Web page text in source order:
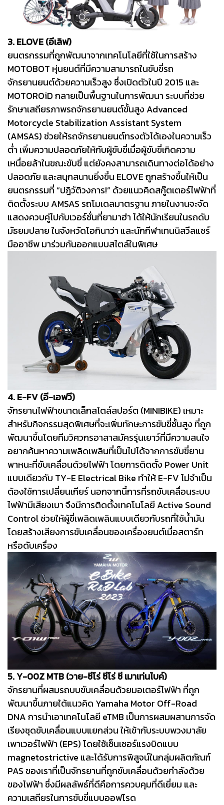
3. ELOVE (อีเลิฟ)
ยนตรกรรมที่ถูกพัฒนาจากเทคโนโลยีที่ใช้ในการสร้าง
MOTOBOT หุ่นยนต์ที่มีความสามารถในขับขี่รถ
จักรยานยนต์ด้วยความเร็วสูง ซึ่งเปิดตัวในปี 2015 และ
MOTOROiD กลายเป็นพื้นฐานในการพัฒนา ระบบที่ช่วย
รักษาเสถียรภาพรถจักรยานยนต์ขั้นสูง Advanced
Motorcycle Stabilization Assistant System
(AMSAS) ช่วยให้รถจักรยานยนต์ทรงตัวได้เองในความเร็ว
ต่ำ เพิ่มความปลอดภัยให้กับผู้ขับขี่เมื่อผู้ขับขี่เกิดความ
เหนื่อยล้าในขณะขับขี่ แต่ยังคงสามารถเดินทางต่อได้อย่าง
ปลอดภัย และสนุกสนานยิ่งขึ้น ELOVE ถูกสร้างขึ้นให้เป็น
ยนตรกรรมที่ “ปฎิวัติวงการ!” ด้วยแนวคิดสกู๊ตเตอร์ไฟฟ้าที่
ติดตั้งระบบ AMSAS รถโมเดลมาตรฐาน ภายในงานจะจัด
แสดงควบคู่ไปกับเวอร์ชั่นที่ยามาฮ่า ได้ให้นักเรียนในรถดับ
มัธยมปลาย ในจังหวัดโอกินาว่า และนักกีฬาเทนนิสวีลแชร์
มืออาชีพ มาร่วมกันออกแบบสไตล์ในพิเศษ
4. E-FV (อี-เอฟวี)
จักรยานไฟฟ้าขนาดเล็กสไตล์สปอร์ต (MINIBIKE) เหมาะ
สำหรับกิจกรรมสุดพิเศษที่จะเพิ่มทักษะการขับขี่ชั้นสูง ที่ถูก
พัฒนาขึ้นโดยทีมวิศวกรอาสาสมัครรุ่นเยาว์ที่มีความสนใจ
อยากค้นหาความเพลิดเพลินที่เป็นไปได้จากการขับขี่ยาน
พาหนะที่ขับเคลื่อนด้วยไฟฟ้า โดยการติดตั้ง Power Unit
แบบเดียวกับ TY-E Electrical Bike ทำให้ E-FV ไม่จำเป็น
ต้องใช้การเปลี่ยนเกียร์ นอกจากนี้การที่รถขับเคลื่อนระบบ
ไฟฟ้ามีเสียงเบา จึงมีการติดตั้งเทคโนโลยี Active Sound
Control ช่วยให้ผู้ขี่เพลิดเพลินแบบเดียวกับรถที่ใช้น้ำมัน
โดยสร้างเสียงการขับเคลื่อนของเครื่องยนต์เมื่อสตาร์ท
หรือดับเครื่อง
5. Y-00Z MTB (วาย-ซีโร่ ซีโร่ ซี เมาเท่นไบค์)
จักรยานที่ผสมรถบบขับเคลื่อนด้วยมอเตอร์ไฟฟ้า ที่ถูก
พัฒนาขึ้นภายใต้แนวคิด Yamaha Motor Off-Road
DNA การนำเอาเทคโนโลยี eTMB เป็นการผสมผสานการจัด
เรียงชุดขับเคลื่อนแบบแยกส่วน ให้เข้ากับระบบพวงมาลัย
เพาเวอร์ไฟฟ้า (EPS) โดยใช้เซ็นเซอร์แรงบิดแบบ
magnetostrictive และได้รับการพิสูจน์ในกลุ่มผลิตภัณฑ์
PAS ของเราที่เป็นจักรยานที่ถูกขับเคลื่อนด้วยกำลังด้วย
ของไฟฟ้า ซึ่งมีผลลัพธ์ที่ดีคือการควบคุมที่ดีเยี่ยม และ
ความเสถียรในการขับขี่แบบออฟโรด